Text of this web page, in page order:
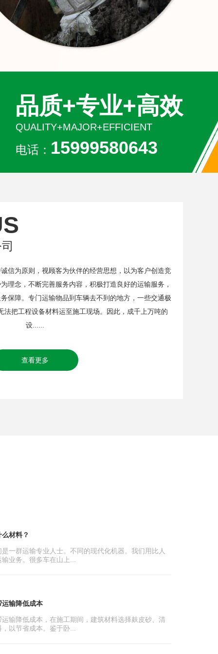
品质+专业+高效
QUALITY+MAJOR+EFFICIENT
电话： 15999580643
为原则，视顾客为伙伴的经营思想，以为客户创造竞
理念，不断完善服务内容，积极打造良好的运输服务，
保障。专门运输物品到车辆去不到的地方，一些交通极
法把工程设备材料运至施工现场。因此，成千上万吨的
设......
查看更多
材料？
一群运输专业人士。不同的现代化机器。我们用比人
业务。很多车在山上...
输降低成本
输降低成本，在施工期间，建筑材料选择麸皮砂、清
以节省成本。鉴于卧...